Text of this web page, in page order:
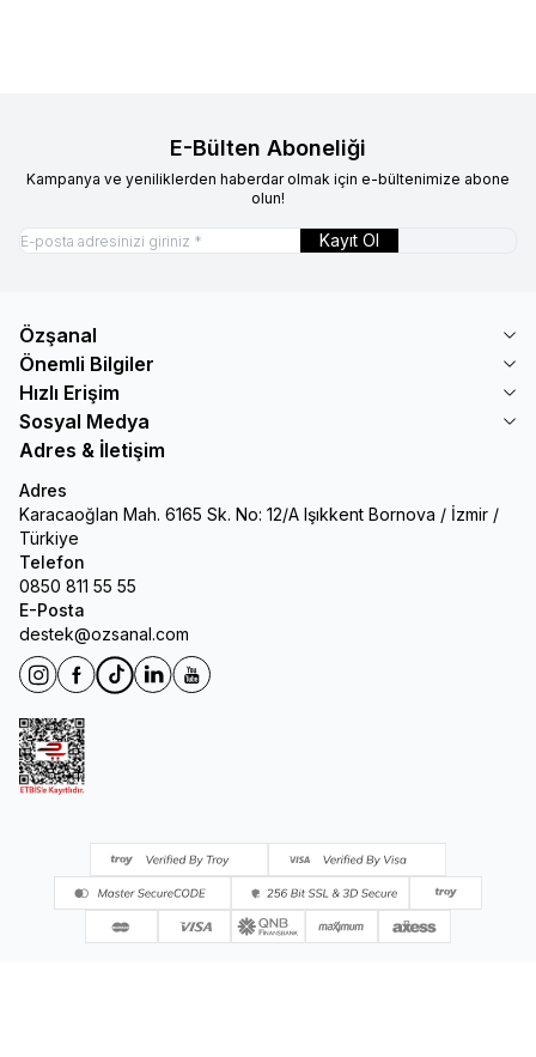
E-Bülten Aboneliği
Kampanya ve yeniliklerden haberdar olmak için e-bültenimize abone
olun!
Kayıt Ol
Özşanal
Önemli Bilgiler
Hızlı Erişim
Sosyal Medya
Adres & İletişim
Adres
Karacaoğlan Mah. 6165 Sk. No: 12/A Işıkkent Bornova / İzmir /
Türkiye
Telefon
0850 811 55 55
E-Posta
destek@ozsanal.com
InstagramFacebook
TiktokLinkedinYoutube